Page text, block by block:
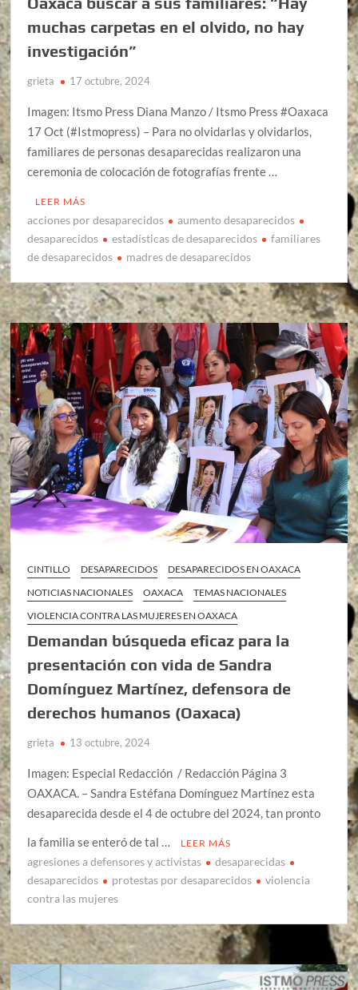
muchas carpetas en el olvido, no hay
investigación”
grieta 17 octubre, 2024
Imagen: Itsmo Press Diana Manzo / Itsmo Press #Oaxaca
17 Oct (#Istmopress) – Para no olvidarlas y olvidarlos,
familiares de personas desaparecidas realizaron una
ceremonia de colocación de fotografías frente …
LEER MÁS
acciones por desaparecidos
aumento desaparecidos
desaparecidos
estadísticas de desaparecidos
familiares
de desaparecidos
madres de desaparecidos
CINTILLO DESAPARECIDOS
DESAPARECIDOS EN OAXACA
NOTICIAS NACIONALES
OAXACA
TEMAS NACIONALES
VIOLENCIA CONTRA LAS MUJERES EN OAXACA
Demandan búsqueda eficaz para la
presentación con vida de Sandra
Domínguez Martínez, defensora de
derechos humanos (Oaxaca)
grieta 13 octubre, 2024
Imagen: Especial Redacción / Redacción Página 3
OAXACA. – Sandra Estéfana Domínguez Martínez esta
desaparecida desde el 4 de octubre del 2024, tan pronto
la familia se enteró de tal …
LEER MÁS
agresiones a defensores y activistas
desaparecidas
desaparecidos
protestas por desaparecidos
violencia
contra las mujeres